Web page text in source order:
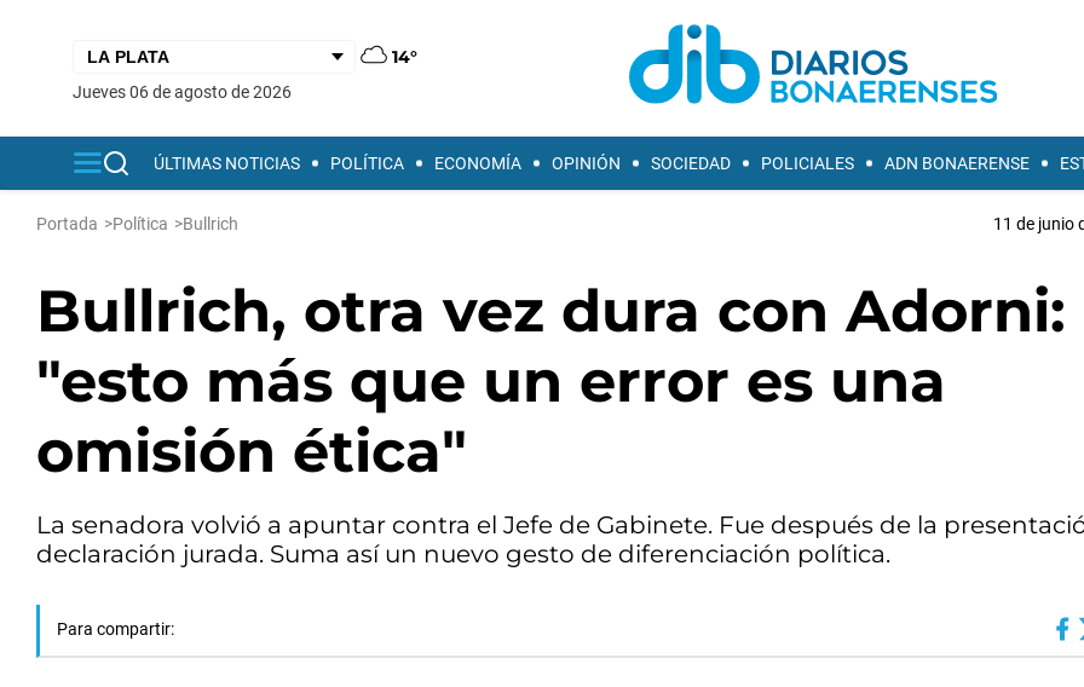
14°
jueves 06 de agosto de 2026
ÚLTIMAS NOTICIAS POLÍTICA ECONOMÍA OPINIÓN SOCIEDAD POLICIALES ADN BONAERENSE
Portada >Política >Bullrich 11 de junio
Bullrich, otra vez dura con Adorni:
"esto más que un error es una
omisión ética"
La senadora volvió a apuntar contra el Jefe de Gabinete. Fue después de la
declaración jurada. Suma así un nuevo gesto de diferenciación política.
Para compartir: